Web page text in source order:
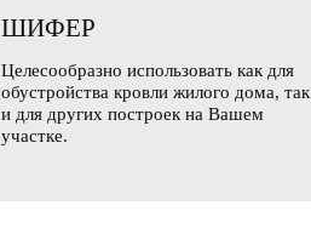
ШИФЕР
Целесообразно использовать как для
обустройства кровли жилого дома, так
и для других построек на Вашем
участке.